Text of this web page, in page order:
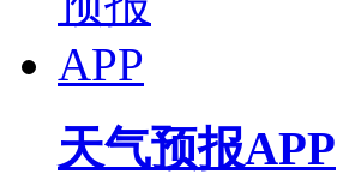
天气预报APP